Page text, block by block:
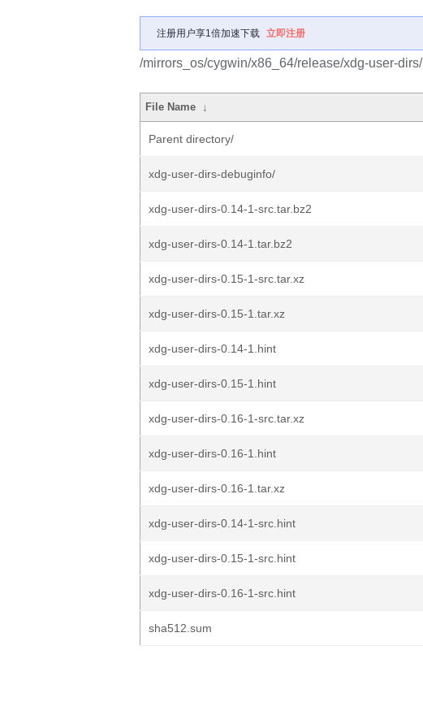
注册用户享1倍加速下载 立即注册
/mirrors_os/cygwin/x86_64/release/xdg-user-dirs/
File Name ↓
Parent directory/
xdg-user-dirs-debuginfo/
xdg-user-dirs-0.14-1-src.tar.bz2
xdg-user-dirs-0.14-1.tar.bz2
xdg-user-dirs-0.15-1-src.tar.xz
xdg-user-dirs-0.15-1.tar.xz
xdg-user-dirs-0.14-1.hint
xdg-user-dirs-0.15-1.hint
xdg-user-dirs-0.16-1-src.tar.xz
xdg-user-dirs-0.16-1.hint
xdg-user-dirs-0.16-1.tar.xz
xdg-user-dirs-0.14-1-src.hint
xdg-user-dirs-0.15-1-src.hint
xdg-user-dirs-0.16-1-src.hint
sha512.sum